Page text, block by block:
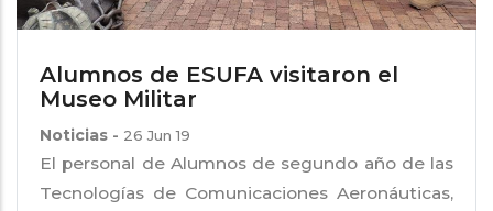
Alumnos de ESUFA visitaron el
Museo Militar
Noticias - 26 Jun 19
El personal de Alumnos de segundo año de las
Tecnologías de Comunicaciones Aeronáuticas,